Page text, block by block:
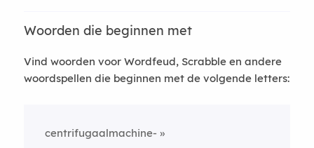
Woorden die beginnen met
Vind woorden voor Wordfeud, Scrabble en andere
woordspellen die beginnen met de volgende letters:
centrifugaalmachine-